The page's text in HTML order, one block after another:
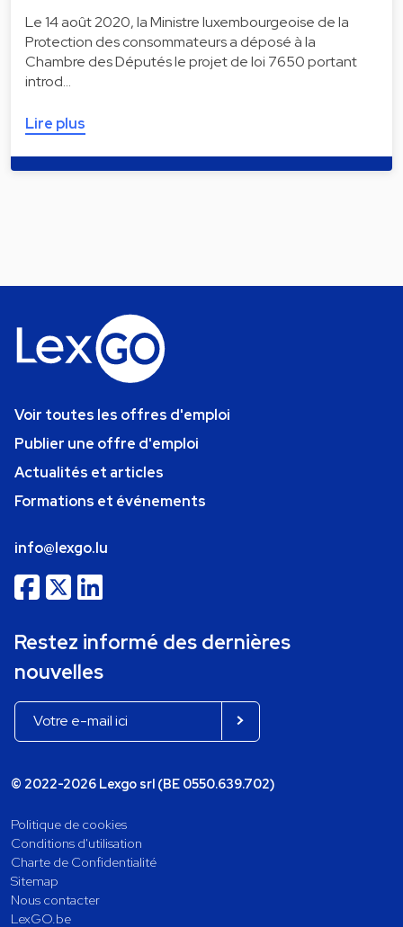
Le 14 août 2020, la Ministre luxembourgeoise de la
Protection des consommateurs a déposé à la
Chambre des Députés le projet de loi 7650 portant
introd…
Lire plus
Voir toutes les offres d'emploi
Publier une offre d'emploi
Actualités et articles
Formations et événements
info@lexgo.lu
Restez informé des dernières
nouvelles
© 2022-2026 Lexgo srl (BE 0550.639.702)
Politique de cookies
Conditions d'utilisation
Charte de Confidentialité
Sitemap
Nous contacter
LexGO.be